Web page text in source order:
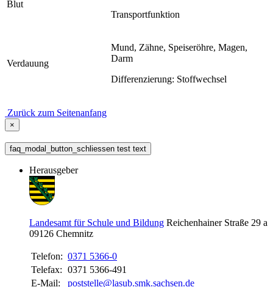
Blut
Transportfunktion
Verdauung
Mund, Zähne, Speiseröhre, Magen,
Darm
Differenzierung: Stoffwechsel
Zurück zum Seitenanfang
×
faq_modal_button_schliessen test text
Herausgeber
Landesamt für Schule und Bildung Reichenhainer Straße 29 a
09126 Chemnitz
Telefon: 0371 5366-0
Telefax: 0371 5366-491
E-Mail:
poststelle@lasub.smk.sachsen.de